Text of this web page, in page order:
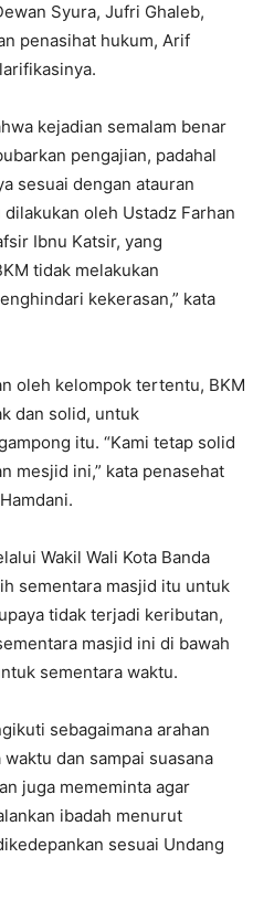
Syura, Jufri Ghaleb,
penasihat hukum, Arif
kejadian semalam benar
pengajian, padahal
sesuai dengan atauran
oleh Ustadz Farhan
Ibnu Katsir, yang
tidak melakukan
kekerasan,” kata
oleh kelompok tertentu, BKM
dan solid, untuk
itu. “Kami tetap solid
mesjid ini,” kata penasehat
Wakil Wali Kota Banda
sementara masjid itu untuk
tidak terjadi keributan,
masjid ini di bawah
sementara waktu.
sebagaimana arahan
dan sampai suasana
juga mememinta agar
ibadah menurut
sesuai Undang